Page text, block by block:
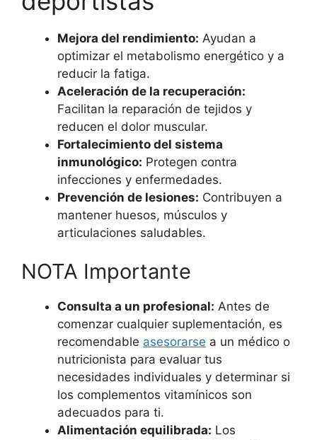
Mejora del rendimiento: Ayudan a
optimizar el metabolismo energético y a
reducir la fatiga.
Aceleración de la recuperación:
Facilitan la reparación de tejidos y
reducen el dolor muscular.
Fortalecimiento del sistema
inmunológico: Protegen contra
infecciones y enfermedades.
Prevención de lesiones: Contribuyen a
mantener huesos, músculos y
articulaciones saludables.
NOTA Importante
Consulta a un profesional: Antes de
comenzar cualquier suplementación, es
recomendable asesorarse a un médico o
nutricionista para evaluar tus
necesidades individuales y determinar si
los complementos vitamínicos son
adecuados para ti.
Alimentación equilibrada: Los